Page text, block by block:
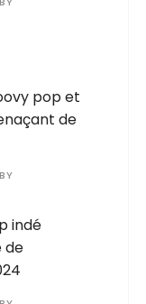
pop et
de
indé
de